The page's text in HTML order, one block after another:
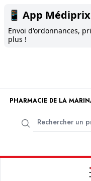
📱 App Médiprix
Envoi d'ordonnances,
plus !
PHARMACIE DE LA